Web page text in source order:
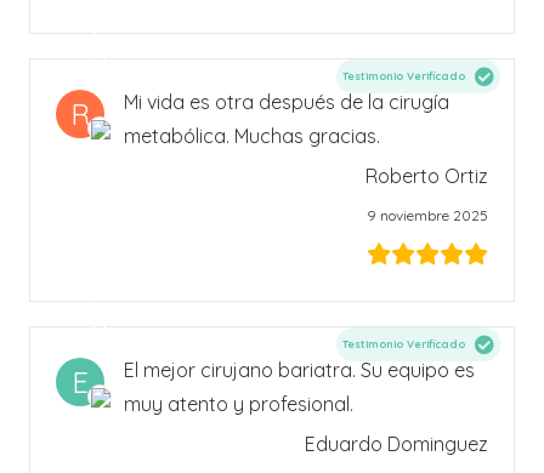
R
Mi vida es otra después de la cirugía
metabólica. Muchas gracias.
Testimonio Verificado
Roberto Ortiz
9 noviembre 2025
E
El mejor cirujano bariatra. Su equipo es
muy atento y profesional.
Testimonio Verificado
Eduardo Dominguez